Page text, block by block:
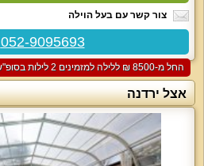
צור קשר עם בעל הוילה
052-9095693 - דוד
החל מ-‏8500 ₪ ללילה למזמינים 2 לילות בסופ"ש הקרוב
אצל ירדנה